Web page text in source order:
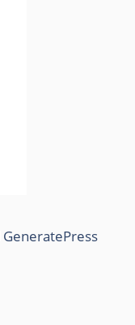
GeneratePress